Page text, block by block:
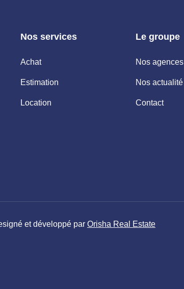
Nos services
Achat
Estimation
Location
Le groupe
Nos agences
Nos actualité
Contact
et développé par Orisha Real Estate